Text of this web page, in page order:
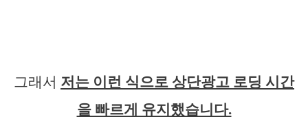
그래서 저는 이런 식으로 상단광고 로딩 시간
을 빠르게 유지했습니다.